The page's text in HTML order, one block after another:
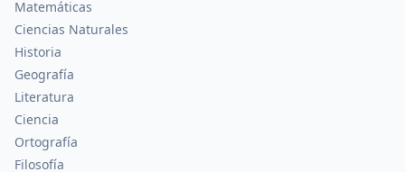
Matemáticas
Ciencias Naturales
Historia
Geografía
Literatura
Ciencia
Ortografía
Filosofía